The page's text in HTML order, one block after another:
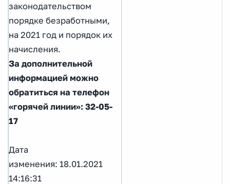
законодательством
порядке безработными,
на 2021 год и порядок их
начисления.
За дополнительной
информацией можно
обратиться на телефон
«горячей линии»: 32-05-
17
Дата
изменения: 18.01.2021
14:16:31